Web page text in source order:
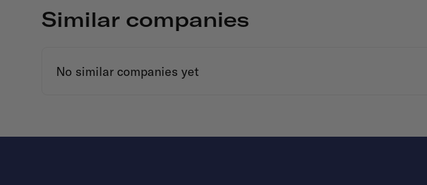
Similar companies
No similar companies yet